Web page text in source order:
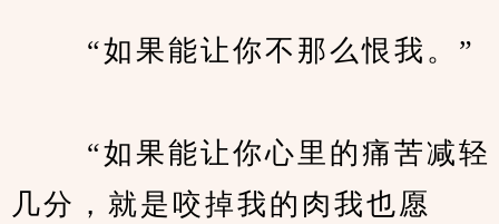
“如果能让你不那么恨我。”
“如果能让你心里的痛苦减轻
几分，就是咬掉我的肉我也愿